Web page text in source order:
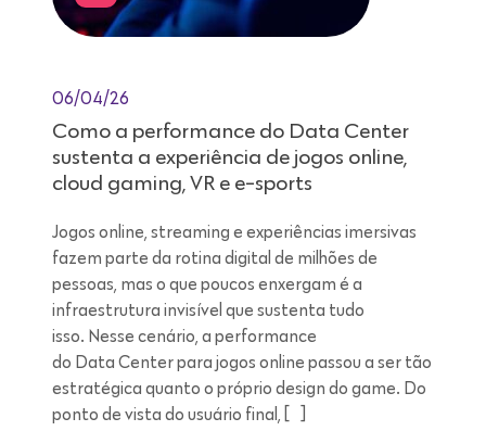
06/04/26
Como a performance do Data Center
sustenta a experiência de jogos online,
cloud gaming, VR e e-sports
Jogos online, streaming e experiências imersivas
fazem parte da rotina digital de milhões de
pessoas, mas o que poucos enxergam é a
infraestrutura invisível que sustenta tudo
isso. Nesse cenário, a performance
do Data Center para jogos online passou a ser tão
estratégica quanto o próprio design do game. Do
ponto de vista do usuário final, […]